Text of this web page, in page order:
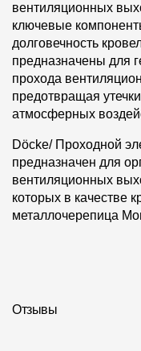
вентиляционных
ключевые
долговечность
предназначены для
прохода
предотвращая
атмосферных
Döcke/ Проходной
предназначен для
вентиляционных
которых в качестве
металлочерепица
Отзывы